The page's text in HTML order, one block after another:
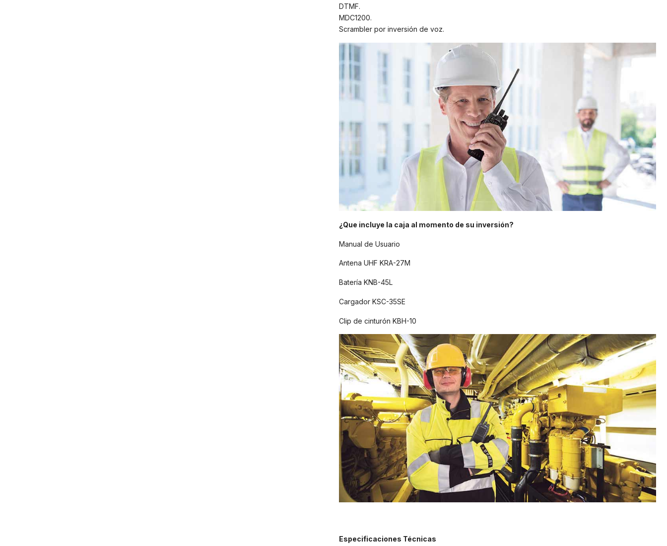
DTMF.
MDC1200.
Scrambler por inversión de voz.
¿Que incluye la caja al momento de su inversión?
Manual de Usuario
Antena UHF KRA-27M
Batería KNB-45L
Cargador KSC-35SE
Clip de cinturón KBH-10
Especificaciones Técnicas